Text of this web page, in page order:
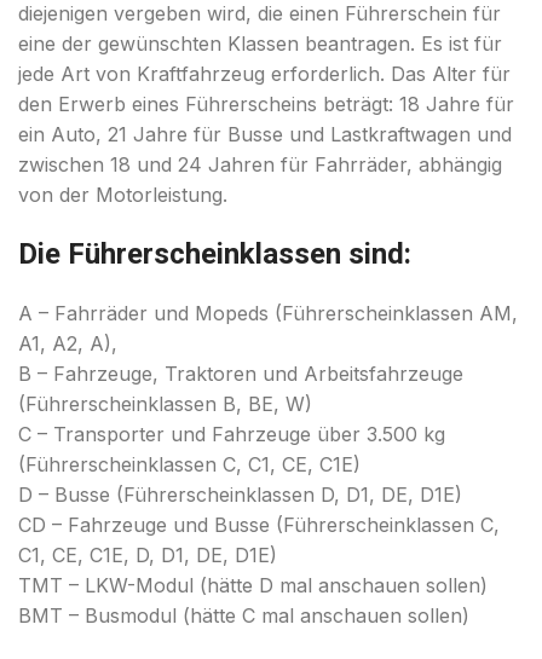
diejenigen vergeben wird, die einen Führerschein für
eine der gewünschten Klassen beantragen. Es ist für
jede Art von Kraftfahrzeug erforderlich. Das Alter für
den Erwerb eines Führerscheins beträgt: 18 Jahre für
ein Auto, 21 Jahre für Busse und Lastkraftwagen und
zwischen 18 und 24 Jahren für Fahrräder, abhängig
von der Motorleistung.
Die Führerscheinklassen sind:
A – Fahrräder und Mopeds (Führerscheinklassen AM,
A1, A2, A),
B – Fahrzeuge, Traktoren und Arbeitsfahrzeuge
(Führerscheinklassen B, BE, W)
C – Transporter und Fahrzeuge über 3.500 kg
(Führerscheinklassen C, C1, CE, C1E)
D – Busse (Führerscheinklassen D, D1, DE, D1E)
CD – Fahrzeuge und Busse (Führerscheinklassen C,
C1, CE, C1E, D, D1, DE, D1E)
TMT – LKW-Modul (hätte D mal anschauen sollen)
BMT – Busmodul (hätte C mal anschauen sollen)